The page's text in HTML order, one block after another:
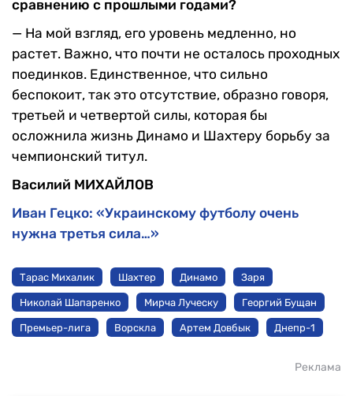
сравнению с прошлыми годами?
— На мой взгляд, его уровень медленно, но
растет. Важно, что почти не осталось проходных
поединков. Единственное, что сильно
беспокоит, так это отсутствие, образно говоря,
третьей и четвертой силы, которая бы
осложнила жизнь Динамо и Шахтеру борьбу за
чемпионский титул.
Василий МИХАЙЛОВ
Иван Гецко: «Украинскому футболу очень
нужна третья сила…»
Тарас Михалик Шахтер Динамо Заря
Николай Шапаренко Мирча Луческу Георгий Бущан
Премьер-лига Ворскла Артем Довбык Днепр-1
Реклама